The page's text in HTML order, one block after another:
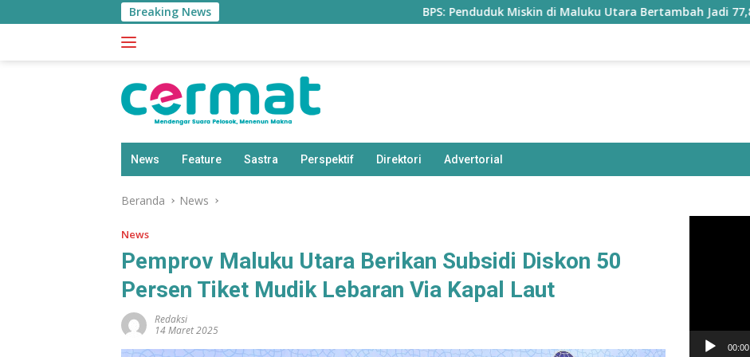
ke
Breaking News BPS: Penduduk Miskin di Maluku Utara Bertambah Jadi 77,85 Ribu Jiwa
News Feature Sastra Perspektif Direktori Advertorial
Beranda News
News
Pemprov Maluku Utara Berikan Subsidi Diskon 50
Persen Tiket Mudik Lebaran Via Kapal Laut
Redaksi
14 Maret 2025
00:00